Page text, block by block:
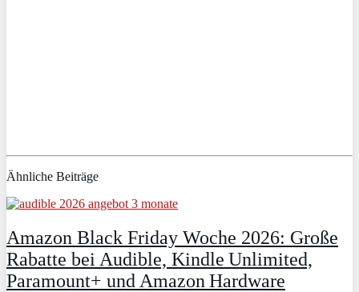
Ähnliche Beiträge
Amazon Black Friday Woche 2026: Große
Rabatte bei Audible, Kindle Unlimited,
Paramount+ und Amazon Hardware